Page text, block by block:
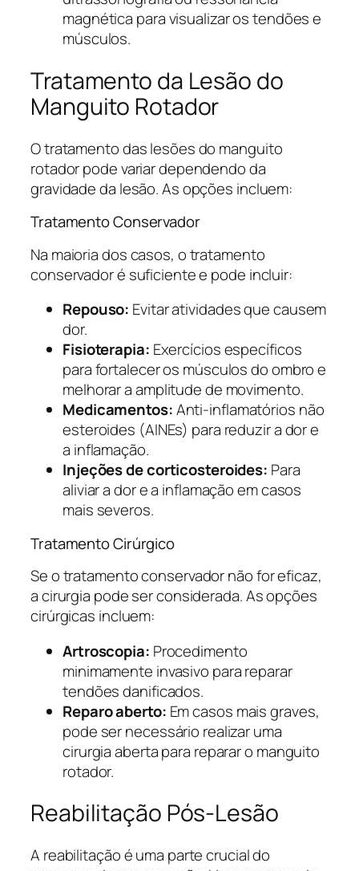
magnética para visualizar os tendões e
músculos.
Tratamento da Lesão do
Manguito Rotador
O tratamento das lesões do manguito
rotador pode variar dependendo da
gravidade da lesão. As opções incluem:
Tratamento Conservador
Na maioria dos casos, o tratamento
conservador é suficiente e pode incluir:
Repouso: Evitar atividades que causem
dor.
Fisioterapia: Exercícios específicos
para fortalecer os músculos do ombro e
melhorar a amplitude de movimento.
Medicamentos:Anti-inflamatórios não
esteroides (AINEs) para reduzir a dor e
a inflamação.
Injeções de corticosteroides: Para
aliviar a dor e a inflamação em casos
mais severos.
Tratamento Cirúrgico
Se o tratamento conservador não for eficaz,
a cirurgia pode ser considerada. As opções
cirúrgicas incluem:
Artroscopia: Procedimento
minimamente invasivo para reparar
tendões danificados.
Reparo aberto: Em casos mais graves,
pode ser necessário realizar uma
cirurgia aberta para reparar o manguito
rotador.
Reabilitação Pós-Lesão
A reabilitação é uma parte crucial do